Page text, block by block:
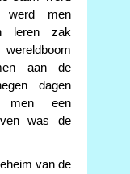
werd men
leren zak
aan de
dagen
men een
was de
van de